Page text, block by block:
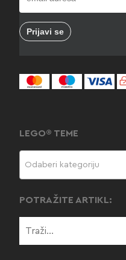
LEGO® TEME
Odaberi kategoriju
POTRAŽITE ARTIKL: